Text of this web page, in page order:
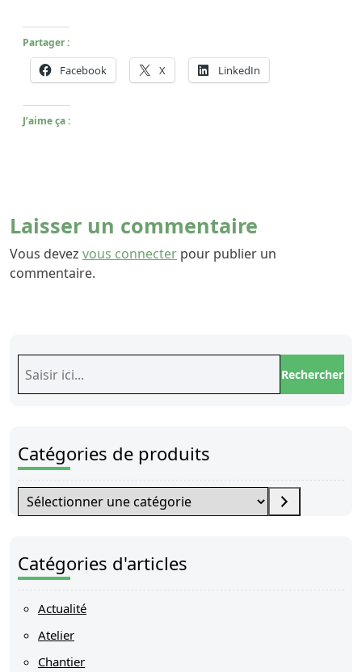
Partager :
Facebook X LinkedIn
J’aime ça :
Laisser un commentaire
Vous devez vous connecter pour publier un
commentaire.
Rechercher Rechercher
Catégories de produits
Sélectionner
une
Catégories d'articles
Actualité
Atelier
Chantier